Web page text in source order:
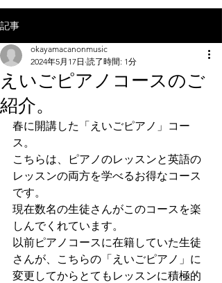
記事
えいごピアノコースのご
紹介。
okayamacanonmusic
2024年5月17日 読了時間: 1分
春に開講した「えいごピアノ」コー
ス。
こちらは、ピアノのレッスンと英語の
レッスンの両方を学べるお得なコース
です。
現在数名の生徒さんがこのコースを楽
しんでくれています。
以前ピアノコースに在籍していた生徒
さんが、こちらの「えいごピアノ」に
変更してからとてもレッスンに積極的